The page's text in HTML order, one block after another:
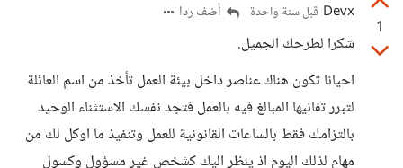
1
Devx قبل سنة واحدة أضف ردا
شكرا لطرحك الجميل.
احيانا تكون هناك عناصر داخل بيئة العمل تأخذ من اسم العائلة
لتبرر تفانيها المبالغ فيه بالعمل فتجد نفسك الاستثناء الوحيد
بالتزامك فقط بالساعات القانونية للعمل وتنفيذ ما اوكل لك من
مهام لذلك اليوم اذ ينظر اليك كشخص غير مسؤول وكسول